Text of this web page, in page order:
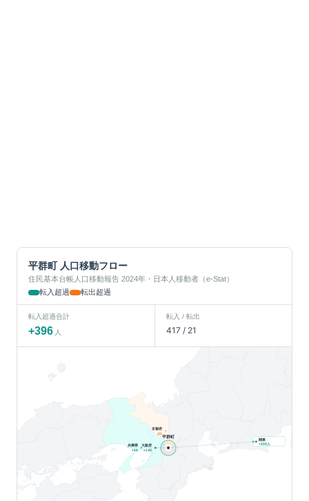
平群町人口移動フロー
住民基本台帳人口移動報告 2024年・日本人移動者（e-Stat）
転入超過
転出超過
転入超過合計
+396 人
転入 / 転出
417 / 21
大阪府
+140
兵庫県
+18
京都府
-21
平群町
関東
+259人